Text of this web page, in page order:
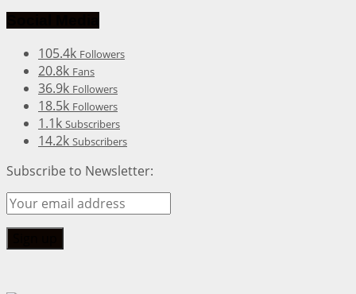
105.4k Followers
20.8k Fans
36.9k Followers
18.5k Followers
1.1k Subscribers
14.2k Subscribers
Subscribe to Newsletter: